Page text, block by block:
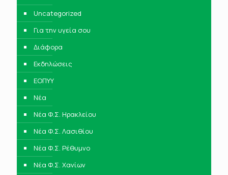
Uncategorized
Για την υγεία σου
Διάφορα
Εκδηλώσεις
ΕΟΠΥΥ
Νέα
Νέα Φ.Σ. Ηρακλείου
Νέα Φ.Σ. Λασιθίου
Νέα Φ.Σ. Ρέθυμνο
Νέα Φ.Σ. Χανίων